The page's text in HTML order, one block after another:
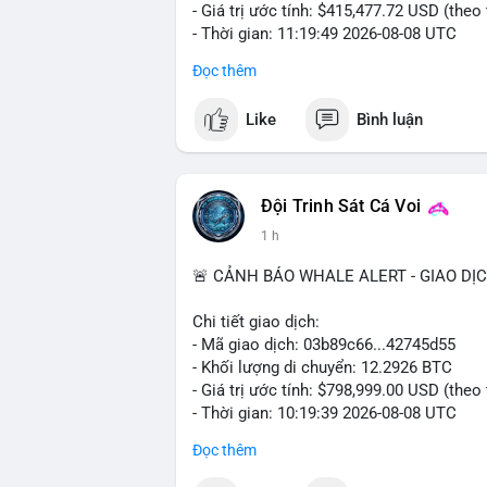
- Giá trị ước tính: $415,477.72 USD (theo
- Thời gian: 11:19:49 2026-08-08 UTC
Nhận định phân tích: Giao dịch 6.3920
ánh sự dịch chuyển dòng tiền có chủ
tài sản giữa các ví nóng hoặc chuẩn bị
lại, nếu BTC được chuyển sang ví lạnh,
hiện tại khá nhạy cảm, biến động giá
chuyển ròng tăng đột biến.
Lời khuyên: Nhà đầu tư nhỏ lẻ nên theo
hướng rõ ràng. Quản lý rủi ro chặt chẽ
#6dot392btc #chuyendichtrungbinh
Đọc thêm
Like Bình luận
Đội Trinh Sát Cá Voi
1 h
🚨 CẢNH BÁO WHALE ALERT - GIAO
Chi tiết giao dịch:
- Mã giao dịch: 03b89c66...42745d55
- Khối lượng di chuyển: 12.2926 BTC
- Giá trị ước tính: $798,999.00 USD (theo
- Thời gian: 10:19:39 2026-08-08 UTC
Nhận định phân tích: Giao dịch gần 800
Đọc thêm